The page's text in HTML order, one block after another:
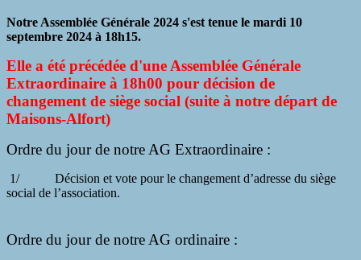
Notre Assemblée Générale 2024 s'est tenue le mardi 10
septembre 2024 à 18h15.
Elle a été précédée d'une Assemblée Générale
Extraordinaire à 18h00 pour décision de
changement de siège social (suite à notre départ de
Maisons-Alfort)
Ordre du jour de notre AG Extraordinaire :
1/ Décision et vote pour le changement d’adresse du siège
social de l’association.
Ordre du jour de notre AG ordinaire :